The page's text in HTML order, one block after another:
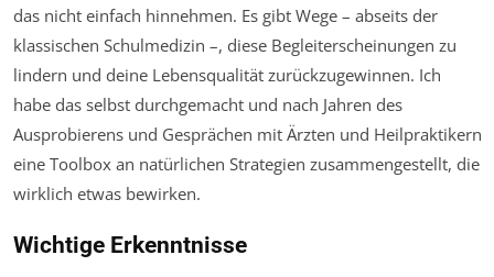
das nicht einfach hinnehmen. Es gibt Wege – abseits der
klassischen Schulmedizin –, diese Begleiterscheinungen zu
lindern und deine Lebensqualität zurückzugewinnen. Ich
habe das selbst durchgemacht und nach Jahren des
Ausprobierens und Gesprächen mit Ärzten und Heilpraktikern
eine Toolbox an natürlichen Strategien zusammengestellt, die
wirklich etwas bewirken.
Wichtige Erkenntnisse